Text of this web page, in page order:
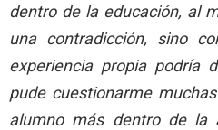
dentro de la educación, al
una contradicción, sino
experiencia propia podría
pude cuestionarme
alumno más dentro de la